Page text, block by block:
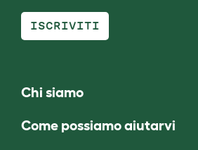
ISCRIVITI
Chi siamo
Come possiamo aiutarvi